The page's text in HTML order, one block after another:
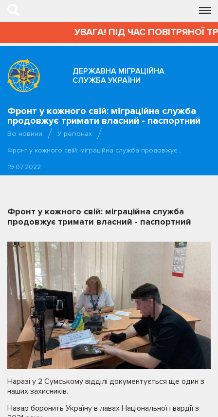
УВАГА! ПІД ЧАС ПОВІТРЯНОЇ
ДЕРЖАВНА МІГРАЦІЙНА
СЛУЖБА УКРАЇНИ
Фронт у кожного свій: міграційна служба
продовжує тримати власний - паспортний
Всі новини
У регіонах
Фронт у кожного свій: міграційна служба продовжує…
19.07.2022
Фронт у кожного свій: міграційна служба
продовжує тримати власний - паспортний
Наразі у 2 Сумському відділі документується ще один з
наших захисників.
Назар боронить Україну в лавах Національної гвардії з